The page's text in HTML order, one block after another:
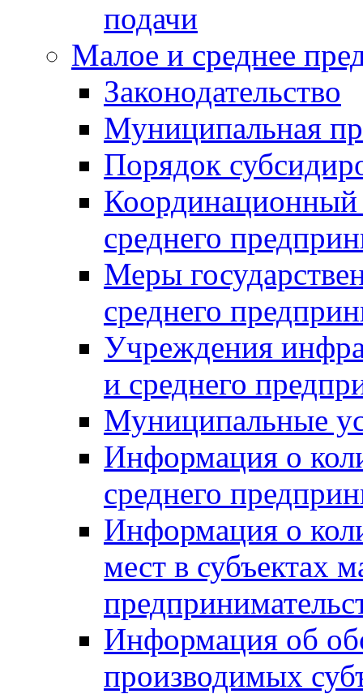
подачи
Малое и среднее
Законодательство
Муниципальная
Порядок
Координационный
среднего
Меры
среднего
Учреждения
и среднего
Муниципальные
Информация о
среднего
Информация о
мест в субъектах
Информация об
производимых